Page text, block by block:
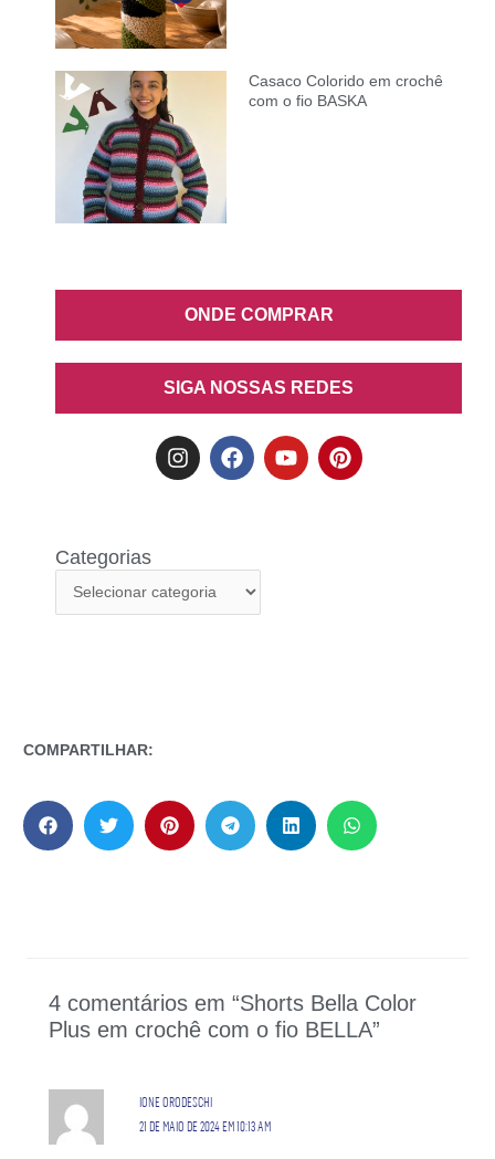
Casaco Colorido em crochê
com o fio BASKA
ONDE COMPRAR
SIGA NOSSAS REDES
Categorias
COMPARTILHAR:
4 comentários em “Shorts Bella Color
Plus em crochê com o fio BELLA”
IONE ORODESCHI
21 DE MAIO DE 2024 EM 10:13 AM